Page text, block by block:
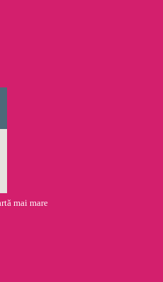
mai mare